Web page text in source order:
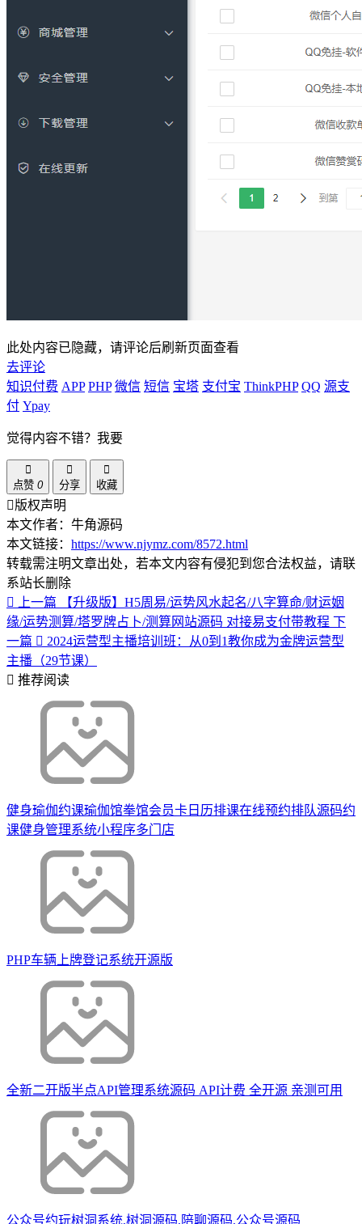
此处内容已隐藏，请评论后刷新页面查看
去评论
知识付费 APP PHP 微信 短信 宝塔 支付宝 ThinkPHP QQ 源支
付 Ypay
觉得内容不错？我要
点赞 0 分享 收藏
版权声明
本文作者：牛角源码
本文链接： https://www.njymz.com/8572.html
转载需注明文章出处，若本文内容有侵犯到您合法权益，请联
系站长删除
上一篇
【升级版】H5周易/运势风水起名/八字算命/财运姻
缘/运势测算/塔罗牌占卜/测算网站源码 对接易支付带教程 下
一篇
2024运营型主播培训班：从0到1教你成为金牌运营型
主播（29节课）
推荐阅读
健身瑜伽约课瑜伽馆拳馆会员卡日历排课在线预约排队源码约
课健身管理系统小程序多门店
PHP车辆上牌登记系统开源版
全新二开版半点API管理系统源码 API计费 全开源 亲测可用
公众号约玩树洞系统,树洞源码,陪聊源码,公众号源码